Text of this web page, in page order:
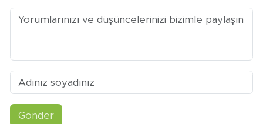
Gönder